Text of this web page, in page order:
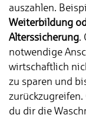
auszahlen.
Weiterbildung
Alterssicherung.
notwendige
wirtschaftlich
zu sparen und
zurückzugreifen.
du dir die